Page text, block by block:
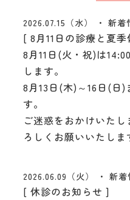
2026.07.15（水） 新着
[ 8月11日の診療と夏
8月11日(火・祝)は
します。
8月13日(木)～16日(日
す。
ご迷惑をおかけいた
ろしくお願いいたしま
2026.06.09（火） 新着
[ 休診のお知らせ ]